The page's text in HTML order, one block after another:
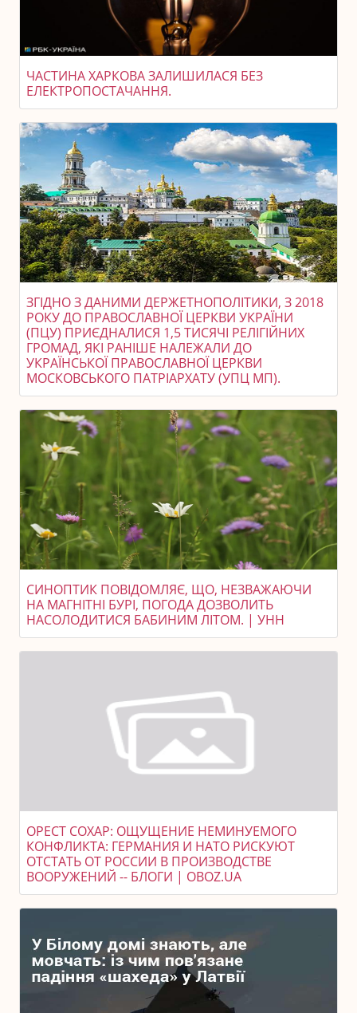
ЧАСТИНА ХАРКОВА ЗАЛИШИЛАСЯ БЕЗ
ЕЛЕКТРОПОСТАЧАННЯ.
ЗГІДНО З ДАНИМИ ДЕРЖЕТНОПОЛІТИКИ, З 2018
РОКУ ДО ПРАВОСЛАВНОЇ ЦЕРКВИ УКРАЇНИ
(ПЦУ) ПРИЄДНАЛИСЯ 1,5 ТИСЯЧІ РЕЛІГІЙНИХ
ГРОМАД, ЯКІ РАНІШЕ НАЛЕЖАЛИ ДО
УКРАЇНСЬКОЇ ПРАВОСЛАВНОЇ ЦЕРКВИ
МОСКОВСЬКОГО ПАТРІАРХАТУ (УПЦ МП).
СИНОПТИК ПОВІДОМЛЯЄ, ЩО, НЕЗВАЖАЮЧИ
НА МАГНІТНІ БУРІ, ПОГОДА ДОЗВОЛИТЬ
НАСОЛОДИТИСЯ БАБИНИМ ЛІТОМ. | УНН
ОРЕСТ СОХАР: ОЩУЩЕНИЕ НЕМИНУЕМОГО
КОНФЛИКТА: ГЕРМАНИЯ И НАТО РИСКУЮТ
ОТСТАТЬ ОТ РОССИИ В ПРОИЗВОДСТВЕ
ВООРУЖЕНИЙ -- БЛОГИ | OBOZ.UA